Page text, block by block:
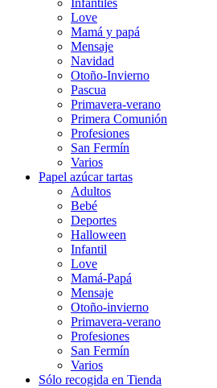
Infantiles
Love
Mamá y papá
Mensaje
Navidad
Otoño-Invierno
Pascua
Primavera-verano
Primera Comunión
Profesiones
San Fermín
Varios
Papel azúcar tartas
Adultos
Bebé
Deportes
Halloween
Infantil
Love
Mamá-Papá
Mensaje
Otoño-invierno
Primavera-verano
Profesiones
San Fermín
Varios
Sólo recogida en Tienda